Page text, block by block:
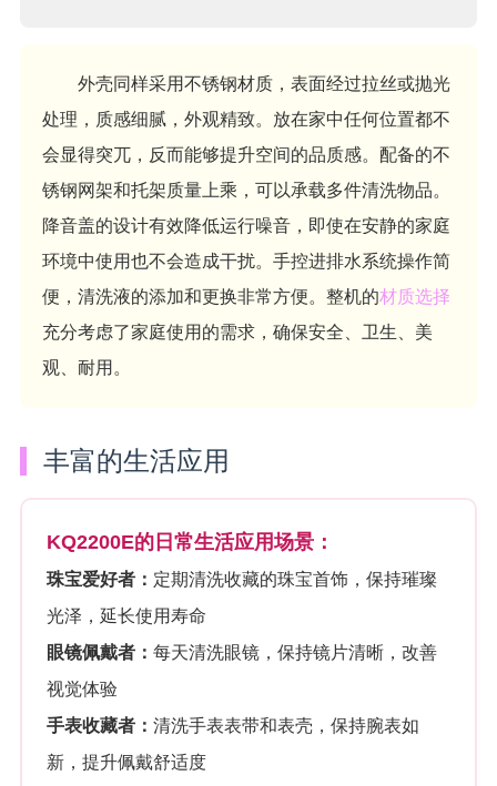
外壳同样采用不锈钢材质，表面经过拉丝或抛光
处理，质感细腻，外观精致。放在家中任何位置都不
会显得突兀，反而能够提升空间的品质感。配备的不
锈钢网架和托架质量上乘，可以承载多件清洗物品。
降音盖的设计有效降低运行噪音，即使在安静的家庭
环境中使用也不会造成干扰。手控进排水系统操作简
便，清洗液的添加和更换非常方便。整机的材质选择
充分考虑了家庭使用的需求，确保安全、卫生、美
观、耐用。
丰富的生活应用
KQ2200E的日常生活应用场景：
珠宝爱好者： 定期清洗收藏的珠宝首饰，保持璀璨
光泽，延长使用寿命
眼镜佩戴者： 每天清洗眼镜，保持镜片清晰，改善
视觉体验
手表收藏者： 清洗手表表带和表壳，保持腕表如
新，提升佩戴舒适度